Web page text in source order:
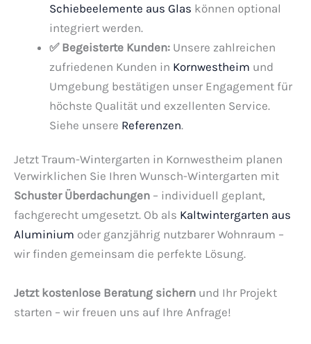
Schiebeelemente aus Glas können optional
integriert werden.
✅ Begeisterte Kunden: Unsere zahlreichen
zufriedenen Kunden in Kornwestheim und
Umgebung bestätigen unser Engagement für
höchste Qualität und exzellenten Service.
Siehe unsere Referenzen.
Jetzt Traum-Wintergarten in Kornwestheim planen
Verwirklichen Sie Ihren Wunsch-Wintergarten mit
Schuster Überdachungen – individuell geplant,
fachgerecht umgesetzt. Ob als Kaltwintergarten aus
Aluminium oder ganzjährig nutzbarer Wohnraum –
wir finden gemeinsam die perfekte Lösung.
Jetzt kostenlose Beratung sichern und Ihr Projekt
starten – wir freuen uns auf Ihre Anfrage!